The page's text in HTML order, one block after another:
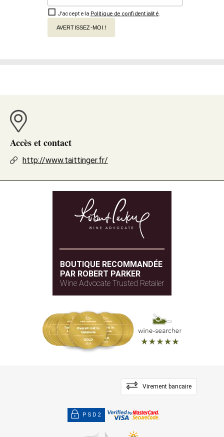
J'accepte la Politique de confidentialité
AVERTISSEZ-MOI !
Accès et contact
http://www.taittinger.fr/
BOUTIQUE RECOMMANDÉE
PAR ROBERT PARKER
Wine Advocate Trusted Retailer
Virement bancaire
PSD2